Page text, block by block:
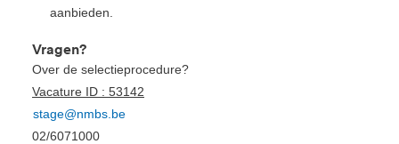
aanbieden.
Vragen?
Over de selectieprocedure?
Vacature ID : 53142
stage@nmbs.be
02/6071000